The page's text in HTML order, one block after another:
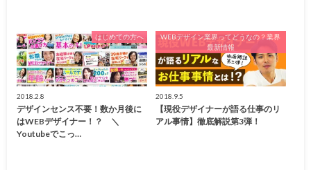
はじめての方へ
2018.2.8
デザインセンス不要！数か月後に
はWEBデザイナー！？ ＼
Youtubeでこっ…
WEBデザイン業界ってどうなの？業界
最新情報
2018.9.5
【現役デザイナーが語る仕事のリ
アル事情】徹底解説第3弾！